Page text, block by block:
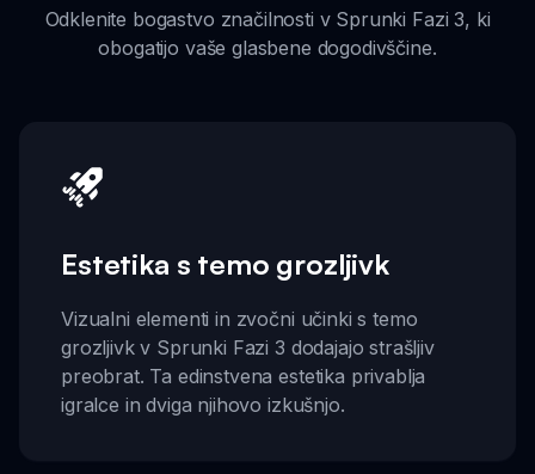
Odklenite bogastvo značilnosti v Sprunki Fazi 3, ki
obogatijo vaše glasbene dogodivščine.
Estetika s temo grozljivk
Vizualni elementi in zvočni učinki s temo
grozljivk v Sprunki Fazi 3 dodajajo strašljiv
preobrat. Ta edinstvena estetika privablja
igralce in dviga njihovo izkušnjo.